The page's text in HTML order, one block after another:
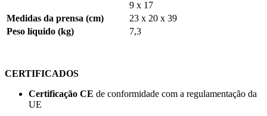
9 x 17
Medidas da prensa (cm)
23 x 20 x 39
Peso líquido (kg)
7,3
CERTIFICADOS
Certificação CE de conformidade com a regulamentação da
UE